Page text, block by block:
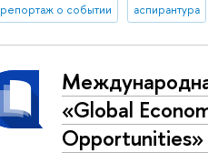
репортаж о событии аспирантура
«Global
Opportunities»